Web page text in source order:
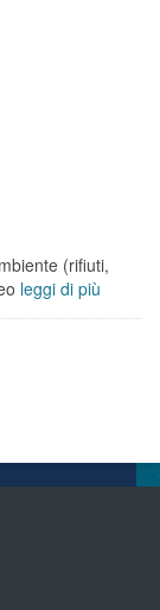
(rifiuti,
leggi di più